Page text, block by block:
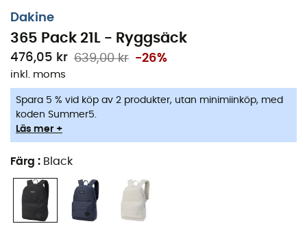
Dakine
365 Pack 21L - Ryggsäck
476,05 kr 639,00 kr -26%
inkl. moms
Spara 5 % vid köp av 2 produkter, utan minimiinköp, med
koden Summer5.
Läs mer +
Färg : Black
365 Pack 21L del marchio